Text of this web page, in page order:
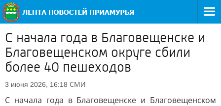
С начала года в Благовещенске и
Благовещенском округе сбили
более 40 пешеходов
3 июня 2026, 16:18 СМИ
С начала года в Благовещенске и Благовещенском